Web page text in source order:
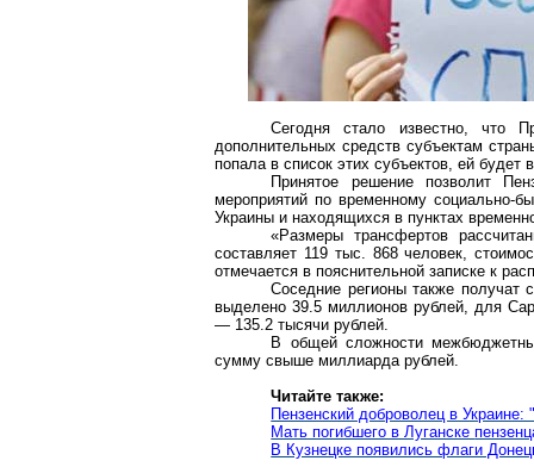
Сегодня стало известно, что
дополнительных средств субъектам
попала в список этих субъектов, ей
Принятое решение позволит
мероприятий по временному социально-
Украины и находящихся в пунктах
«Размеры трансфертов
составляет 119 тыс. 868 человек,
отмечается в пояснительной записке к
Соседние регионы также получат
выделено 39.5 миллионов рублей, для
— 135.2 тысячи рублей.
В общей сложности
сумму свыше миллиарда рублей.
Читайте также:
Пензенский доброволец в
Мать погибшего в Луганске
В Кузнецке появились флаги